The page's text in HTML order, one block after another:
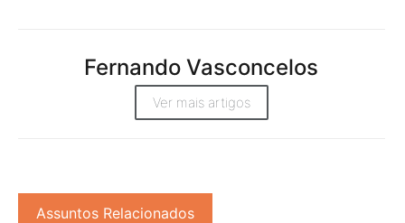
Fernando Vasconcelos
Ver mais artigos
Assuntos Relacionados